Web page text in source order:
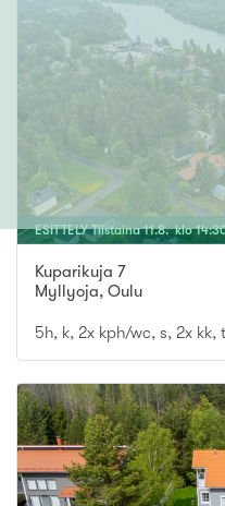
ESITTELY Tiistaina 11.8. klo14:
Kuparikuja 7
Myllyoja, Oulu
5h, k, 2x kph/wc, s, 2x kk,